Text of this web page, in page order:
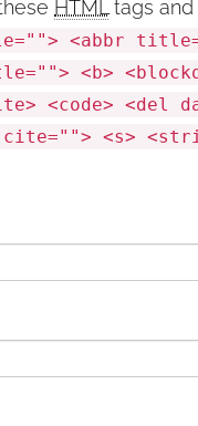
HTML tags
<abbr
<b>
<code> <del
cite=""> <s>